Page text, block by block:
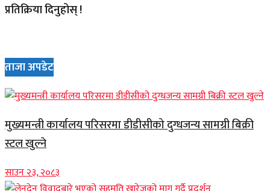
प्रतिक्रिया दिनुहोस् !
ताजा अपडेट
मुख्यमन्त्री कार्यालय परिसरमा डीडीसीको दुग्धजन्य सामग्री बिक्री
स्टल खुल्ने
साउन २३, २०८३